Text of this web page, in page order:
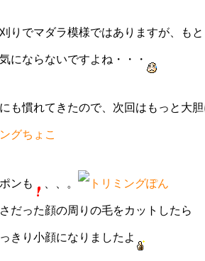
りでマダラ模様ではありますが、も
にならないですよね・・・
も慣れてきたので、次回はもっと大
ンも 、、。
だった顔の周りの毛をカットしたら
きり小顔になりましたよ